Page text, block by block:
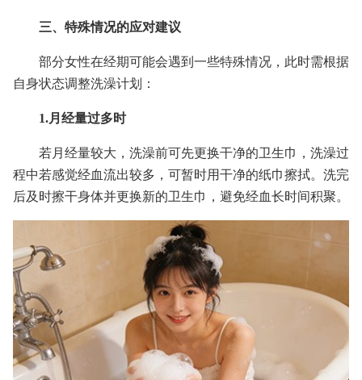
三、特殊情况的应对建议
部分女性在经期可能会遇到一些特殊情况，此时需根据
自身状态调整洗澡计划：
1.月经量过多时
若月经量较大，洗澡前可先更换干净的卫生巾，洗澡过
程中若感觉经血流出较多，可暂时用干净的纸巾擦拭。洗完
后及时擦干身体并更换新的卫生巾，避免经血长时间积聚。